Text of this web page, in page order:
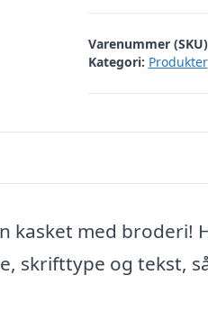
Varenummer
Kategori: Produkter
kasket med broderi!
skrifttype og tekst,